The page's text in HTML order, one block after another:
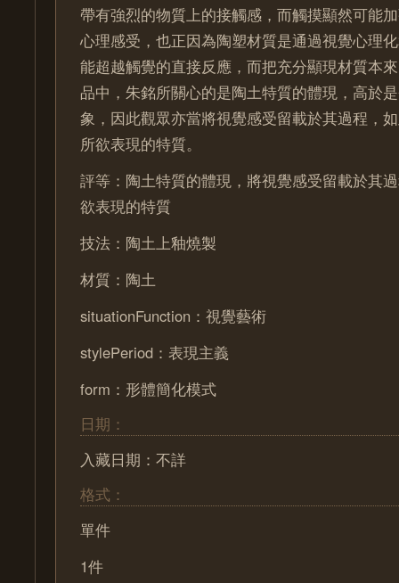
帶有強烈的物質上的接觸感，而觸摸顯然可能
心理感受，也正因為陶塑材質是通過視覺心理
能超越觸覺的直接反應，而把充分顯現材質本
品中，朱銘所關心的是陶土特質的體現，高於
象，因此觀眾亦當將視覺感受留載於其過程，
所欲表現的特質。
評等：陶土特質的體現，將視覺感受留載於其
欲表現的特質
技法：陶土上釉燒製
材質：陶土
situationFunction：視覺藝術
stylePeriod：表現主義
form：形體簡化模式
日期：
入藏日期：不詳
格式：
單件
1件